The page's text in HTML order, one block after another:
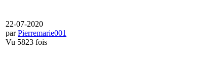
22-07-2020
parPierremarie001
Vu 5823 fois